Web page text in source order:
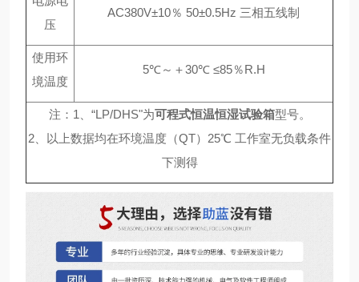
压
AC380V±10％ 50±0.5Hz 三相五线制
使用环
境温度
5℃～＋30℃ ≤85％R.H
注：1、“LP/DHS"为可程式恒温恒湿试验箱型号。
2、以上数据均在环境温度（QT）25℃ 工作室无负载条件
下测得